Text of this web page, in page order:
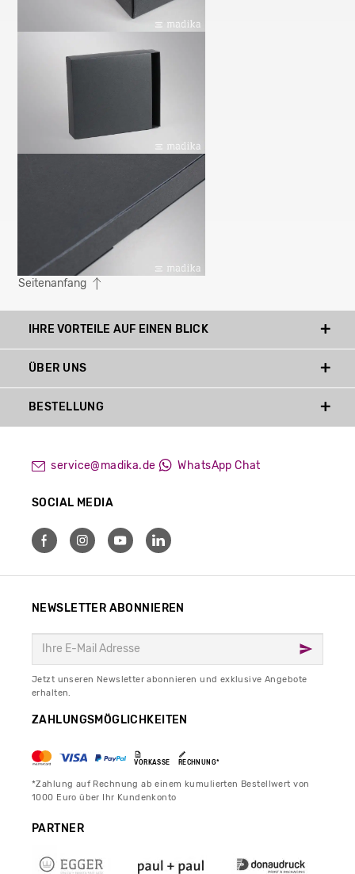
Seitenanfang
IHRE VORTEILE AUF EINEN BLICK
service@madika.de WhatsApp Chat
SOCIAL MEDIA
ÜBER UNS
BESTELLUNG
NEWSLETTER ABONNIEREN
Jetzt unseren Newsletter abonnieren und exklusive Angebote
erhalten.
ZAHLUNGSMÖGLICHKEITEN
VORKASSE RECHNUNG*
*Zahlung auf Rechnung ab einem kumulierten Bestellwert von
1000 Euro über Ihr Kundenkonto
PARTNER